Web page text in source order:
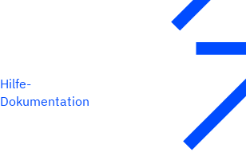
Hilfe-
Dokumentation